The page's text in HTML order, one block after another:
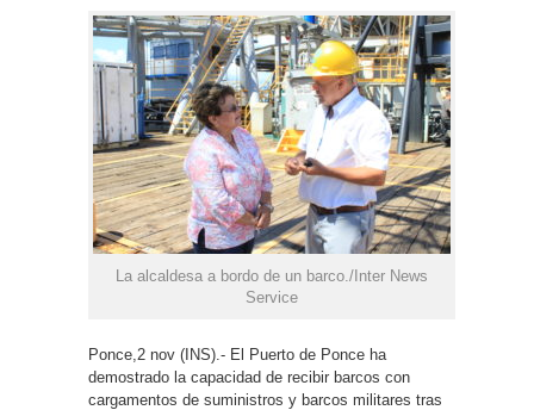
La alcaldesa a bordo de un barco./Inter News
Service
Ponce,2 nov (INS).- El Puerto de Ponce ha
demostrado la capacidad de recibir barcos con
cargamentos de suministros y barcos militares tras